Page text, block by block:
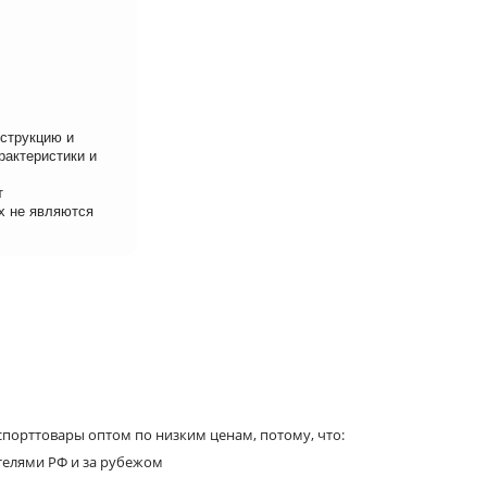
и
и
не являются
оптом по низким ценам, потому, что:
РФ и за рубежом